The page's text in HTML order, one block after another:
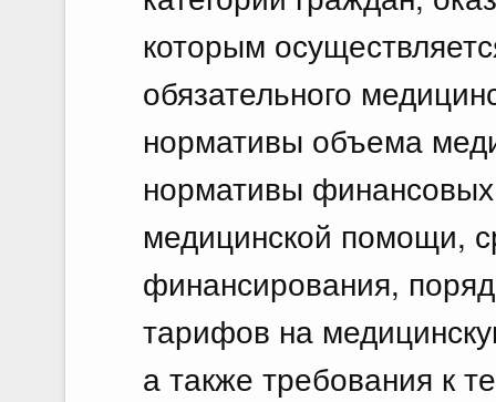
которым
обязательного
нормативы объема
нормативы
медицинской помощи,
финансирования,
тарифов на
а также требования к